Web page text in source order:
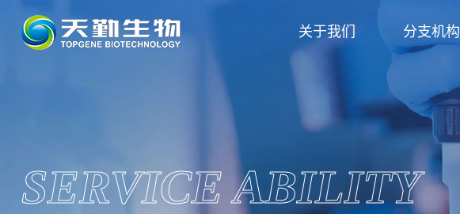
关于我们 分支机构
SERVICE ABILITY